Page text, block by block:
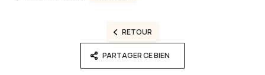
RETOUR
PARTAGER CE BIEN